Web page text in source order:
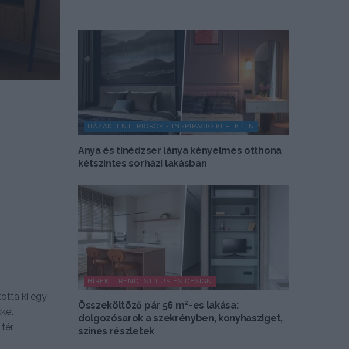
ki egy
tér
HÁZAK, ENTERIŐRÖK - INSPIRÁCIÓ KÉPEKBEN
Anya és tinédzser lánya kényelmes otthona
kétszintes sorházi lakásban
HÍREK, TREND, STÍLUS ÉS DESIGN
Összeköltöző pár 56 m²-es lakása:
dolgozósarok a szekrényben, konyhasziget,
színes részletek